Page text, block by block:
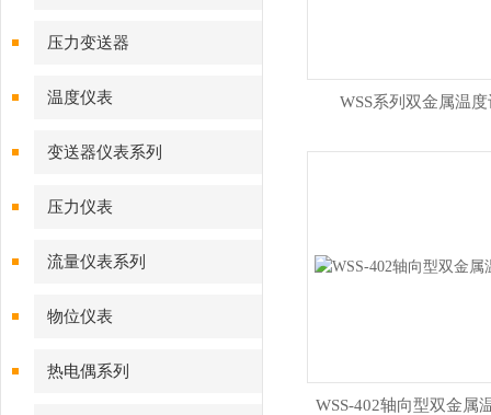
压力变送器
温度仪表
变送器仪表系列
压力仪表
流量仪表系列
物位仪表
热电偶系列
WSS系列双金属温度
WSS-402轴向型双金属